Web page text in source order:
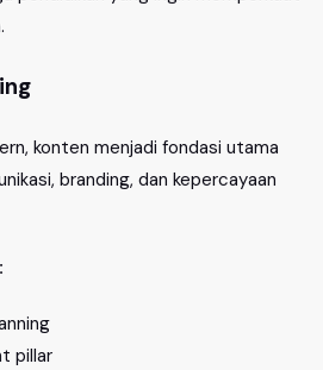
konten menjadi fondasi utama
branding, dan kepercayaan
pillar